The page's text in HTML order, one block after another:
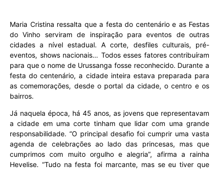
Maria Cristina ressalta que a festa do centenário e as Festas
do Vinho serviram de inspiração para eventos de outras
cidades a nível estadual. A corte, desfiles culturais, pré-
eventos, shows nacionais… Todos esses fatores contribuíram
para que o nome de Urussanga fosse reconhecido. Durante a
festa do centenário, a cidade inteira estava preparada para
as comemorações, desde o portal da cidade, o centro e os
bairros.
Já naquela época, há 45 anos, as jovens que representavam
a cidade em uma corte tinham que lidar com uma grande
responsabilidade. “O principal desafio foi cumprir uma vasta
agenda de celebrações ao lado das princesas, mas que
cumprimos com muito orgulho e alegria”, afirma a rainha
Hevelise. “Tudo na festa foi marcante, mas se eu tiver que